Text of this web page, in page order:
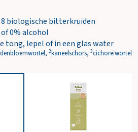
biologische bitterkruiden
0% alcohol
tong, lepel of in een glas water
2kaneelschors, 3cichoreiwortel